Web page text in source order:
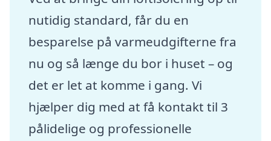
nutidig standard, får du en
besparelse på varmeudgifterne fra
nu og så længe du bor i huset – og
det er let at komme i gang. Vi
hjælper dig med at få kontakt til 3
pålidelige og professionelle